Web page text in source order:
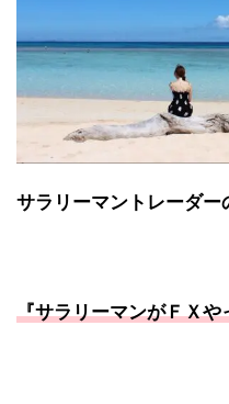
サラリーマントレーダー
『サラリーマンがＦＸ